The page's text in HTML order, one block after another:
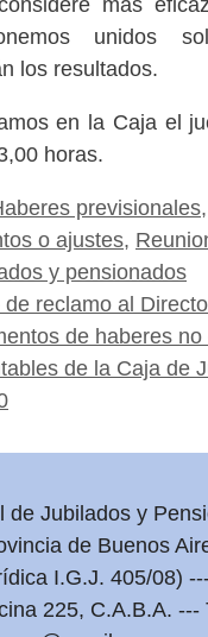
más
unidos
los resultados.
en la Caja el
horas.
previsionales,
o ajustes,
y pensionados
de reclamo al
de haberes
de la Caja de
de Jubilados y
de Buenos
I.G.J. 405/08)
225, C.A.B.A.